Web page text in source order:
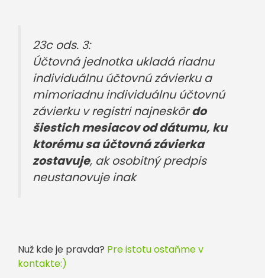
23c ods. 3:
Účtovná jednotka ukladá riadnu
individuálnu účtovnú závierku a
mimoriadnu individuálnu účtovnú
závierku v registri najneskôrdo
šiestich mesiacov od dátumu, ku
ktorému sa účtovná závierka
zostavuje, ak osobitný predpis
neustanovuje inak
Nuž kde je pravda? Pre istotu ostaňme v
kontakte:)